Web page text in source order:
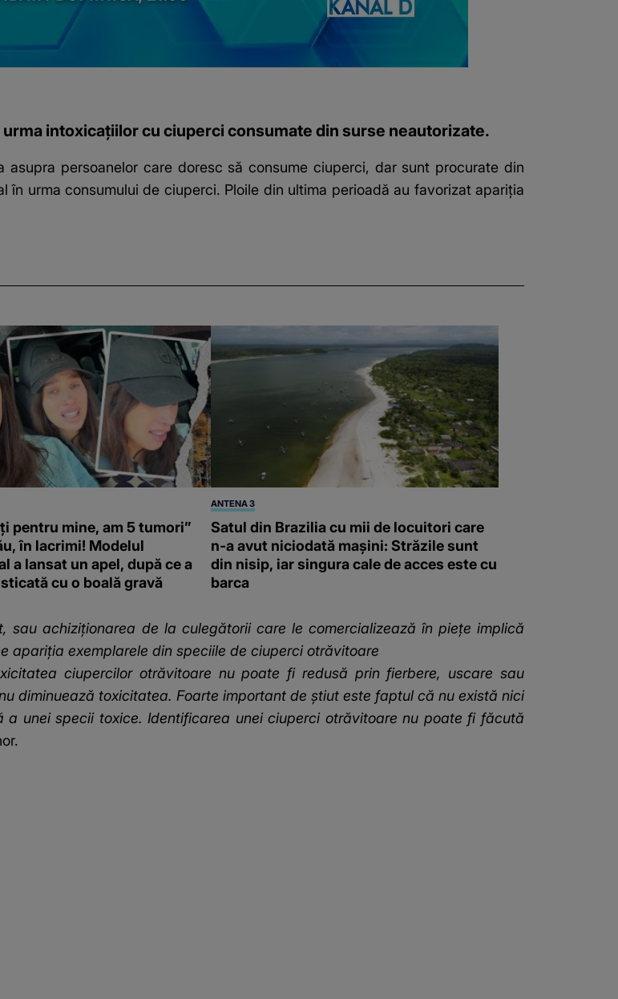
intoxicațiilor cu ciuperci consumate din surse neautorizate.
asupra persoanelor care doresc să consume ciuperci, dar sunt procurate din
în urma consumului de ciuperci. Ploile din ultima perioadă au favorizat apariția
pentru mine, am 5 tumori”
în lacrimi! Modelul
a lansat un apel, după ce a
cu o boală gravă
ANTENA 3
Satul din Brazilia cu mii de locuitori care
n-a avut niciodată mașini: Străzile sunt
din nisip, iar singura cale de acces este cu
barca
sau achiziţionarea de la culegătorii care le comercializează în pieţe implică
apariţia exemplarele din speciile de ciuperci otrăvitoare
ciupercilor otrăvitoare nu poate fi redusă prin fierbere, uscare sau
diminuează toxicitatea. Foarte important de ştiut este faptul că nu există nici
unei specii toxice. Identificarea unei ciuperci otrăvitoare nu poate fi făcută